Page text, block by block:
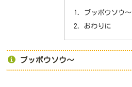
ブッポウソウ～
おわりに
ブッポウソウ～